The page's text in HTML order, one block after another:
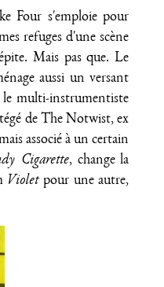
Four s'emploie pour
refuges d'une scène
Mais pas que. Le
aussi un versant
multi-instrumentiste
de The Notwist, ex
associé à un certain
Cigarette, change la
Violetpour une autre,